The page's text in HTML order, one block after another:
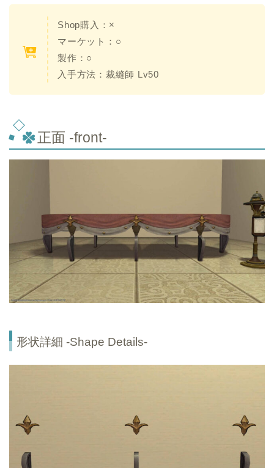
Shop購入：×
マーケット：○
製作：○
入手方法：裁縫師 Lv50
正面 -front-
形状詳細 -Shape Details-